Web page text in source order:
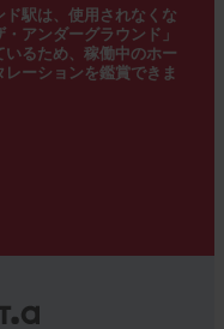
駅は、使用されなくな
アンダーグラウンド」
るため、稼働中のホー
ーションを鑑賞できま